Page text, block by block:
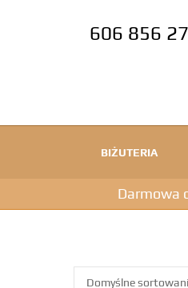
606 856
BIŻUTERIA
Darmowa